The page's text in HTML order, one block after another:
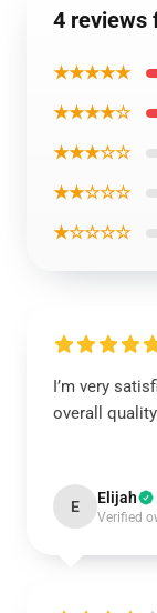
4 reviews
★★★★★
★★★★☆
★★★☆☆
★★☆☆☆
★☆☆☆☆
I’m very
overall
E Elijah
Verified